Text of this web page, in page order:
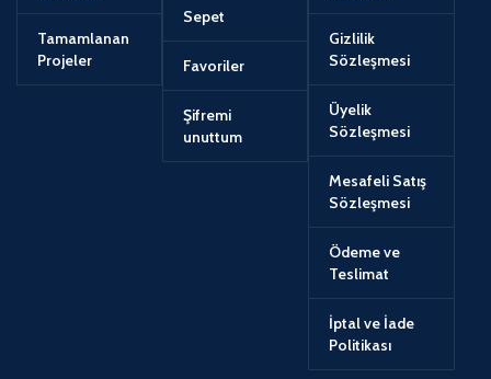
Tamamlanan
Projeler
Sepet
Favoriler
Şifremi
unuttum
Gizlilik
Sözleşmesi
Üyelik
Sözleşmesi
Mesafeli Satış
Sözleşmesi
Ödeme ve
Teslimat
İptal ve İade
Politikası